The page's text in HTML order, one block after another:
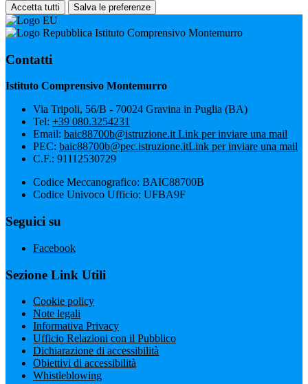
Accetta tutti Salva le preferenze
Istituto Comprensivo Montemurro
Contatti
Istituto Comprensivo Montemurro
Via Tripoli, 56/B - 70024 Gravina in Puglia (BA)
Tel: +39 080.3254231
Email: baic88700b@istruzione.it Link per inviare una mail
PEC: baic88700b@pec.istruzione.itLink per inviare una mail
C.F.: 91112530729
Codice Meccanografico: BAIC88700B
Codice Univoco Ufficio: UFBA9F
Seguici su
Facebook
Sezione Link Utili
Cookie policy
Note legali
Informativa Privacy
Ufficio Relazioni con il Pubblico
Dichiarazione di accessibilità
Obiettivi di accessibilità
Whistleblowing